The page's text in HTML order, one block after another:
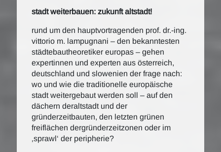
stadt weiterbauen: zukunft altstadt!
rund um den hauptvortragenden prof. dr.-ing.
vittorio m. lampugnani – den bekanntesten
städtebautheoretiker europas – gehen
expertinnen und experten aus österreich,
deutschland und slowenien der frage nach:
wo und wie die traditionelle europäische
stadt weitergebaut werden soll – auf den
dächern deraltstadt und der
gründerzeitbauten, den letzten grünen
freiflächen dergründerzeitzonen oder im
‚sprawl‘ der peripherie?